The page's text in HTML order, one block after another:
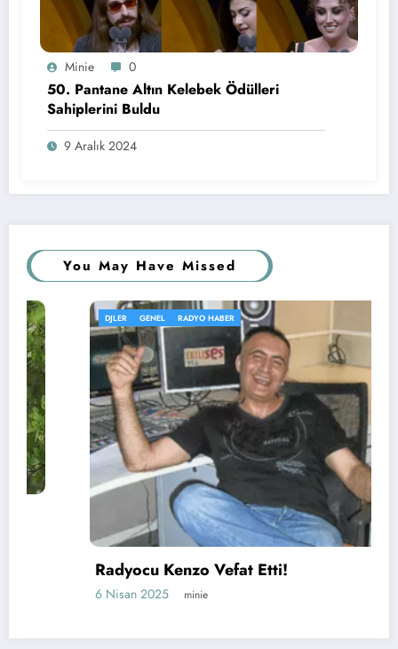
Minie 0
50. Pantane Altın Kelebek Ödülleri
Sahiplerini Buldu
9 Aralık 2024
You May Have Missed
DJLER GENEL RADYO HABER
Radyocu Kenzo Vefat Etti!
6 Nisan 2025 minie